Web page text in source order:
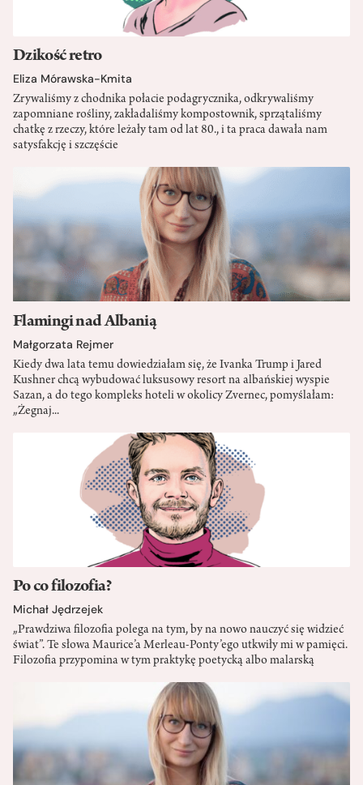
Dzikość retro
Eliza Mórawska-Kmita
Zrywaliśmy z chodnika połacie podagrycznika, odkrywaliśmy
zapomniane rośliny, zakładaliśmy kompostownik, sprzątaliśmy
chatkę z rzeczy, które leżały tam od lat 80., i ta praca dawała nam
satysfakcję i szczęście
Flamingi nad Albanią
Małgorzata Rejmer
Kiedy dwa lata temu dowiedziałam się, że Ivanka Trump i Jared
Kushner chcą wybudować luksusowy resort na albańskiej wyspie
Sazan, a do tego kompleks hoteli w okolicy Zvernec, pomyślałam:
„Żegnaj...
Po co filozofia?
Michał Jędrzejek
„Prawdziwa filozofia polega na tym, by na nowo nauczyć się widzieć
świat”. Te słowa Maurice’a Merleau-Ponty’ego utkwiły mi w pamięci.
Filozofia przypomina w tym praktykę poetycką albo malarską